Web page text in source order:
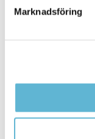
Marknadsföring
Postadress
Box 18, 295 21
Fax: 0456-82 22